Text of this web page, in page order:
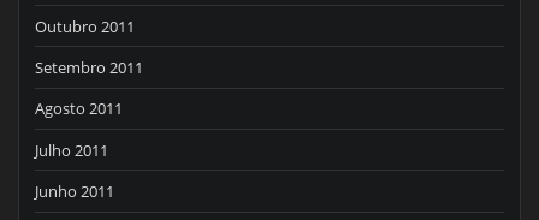
Outubro 2011
Setembro 2011
Agosto 2011
Julho 2011
Junho 2011